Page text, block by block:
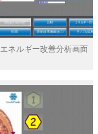
エネルギー改善分析画面